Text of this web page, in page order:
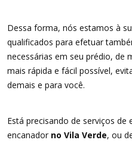
Dessa forma, nós estamos à
qualificados para efetuar
necessárias em seu prédio, de
mais rápida e fácil possível,
demais e para você.
Está precisando de serviços de
encanador no Vila Verde, ou